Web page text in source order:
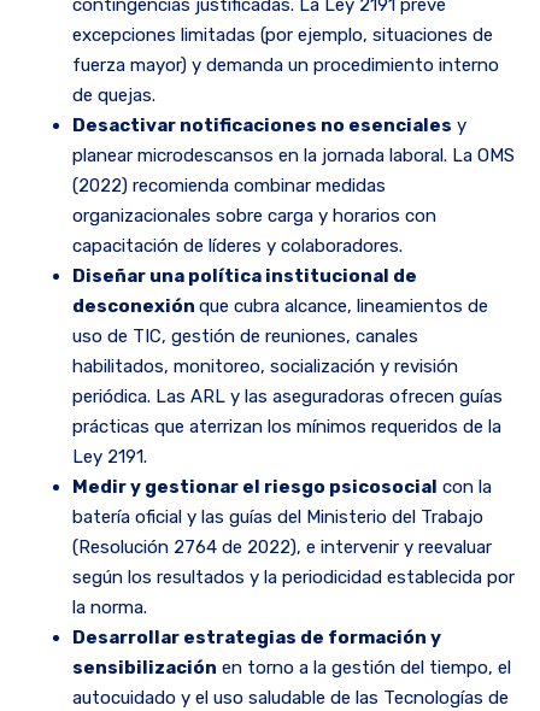
contingencias justificadas. La Ley 2191 prevé
excepciones limitadas (por ejemplo, situaciones de
fuerza mayor) y demanda un procedimiento interno
de quejas.
Desactivar notificaciones no esenciales y
planear microdescansos en la jornada laboral. La OMS
(2022) recomienda combinar medidas
organizacionales sobre carga y horarios con
capacitación de líderes y colaboradores.
Diseñar una política institucional de
desconexión que cubra alcance, lineamientos de
uso de TIC, gestión de reuniones, canales
habilitados, monitoreo, socialización y revisión
periódica. Las ARL y las aseguradoras ofrecen guías
prácticas que aterrizan los mínimos requeridos de la
Ley 2191.
Medir y gestionar el riesgo psicosocial con la
batería oficial y las guías del Ministerio del Trabajo
(Resolución 2764 de 2022), e intervenir y reevaluar
según los resultados y la periodicidad establecida por
la norma.
Desarrollar estrategias de formación y
sensibilización en torno a la gestión del tiempo, el
autocuidado y el uso saludable de las Tecnologías de